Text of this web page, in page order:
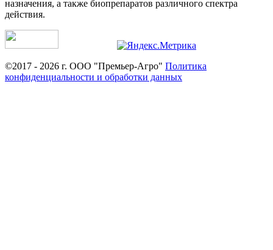
назначения, а также биопрепаратов различного спектра
действия.
©2017 - 2026 г. ООО "Премьер-Агро" Политика
конфиденциальности и обработки данных